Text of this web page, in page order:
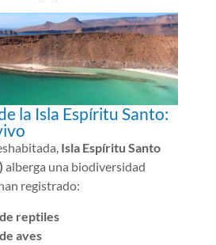
la Isla Espíritu Santo:
Isla Espíritu Santo
alberga una biodiversidad
registrado:
reptiles
aves